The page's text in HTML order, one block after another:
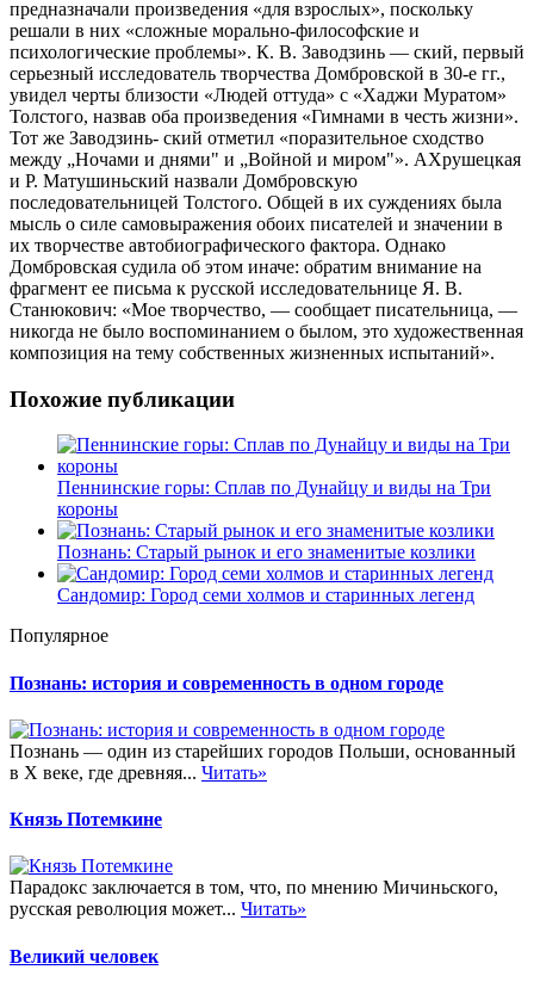
предназначали произведения «для взрослых», поскольку
решали в них «сложные морально-философские и
психологические проблемы». К. В. Заводзинь — ский, первый
серьезный исследователь творчества Домбровской в 30-е гг.,
увидел черты близости «Людей оттуда» с «Хаджи Муратом»
Толстого, назвав оба произведения «Гимнами в честь жизни».
Тот же Заводзинь- ский отметил «поразительное сходство
между „Ночами и днями" и „Войной и миром"». АХрушецкая
и Р. Матушиньский назвали Домбровскую
последовательницей Толстого. Общей в их суждениях была
мысль о силе самовыражения обоих писателей и значении в
их творчестве автобиографического фактора. Однако
Домбровская судила об этом иначе: обратим внимание на
фрагмент ее письма к русской исследовательнице Я. В.
Станюкович: «Мое творчество, — сообщает писательница, —
никогда не было воспоминанием о былом, это художественная
композиция на тему собственных жизненных испытаний».
Похожие публикации
Пеннинские горы: Сплав по Дунайцу и виды на Три
короны
Познань: Старый рынок и его знаменитые козлики
Сандомир: Город семи холмов и старинных легенд
Популярное
Познань: история и современность в одном городе
Познань — один из старейших городов Польши, основанный
в X веке, где древняя... Читать»
Князь Потемкине
Парадокс заключается в том, что, по мнению Мичиньского,
русская революция может... Читать»
Великий человек